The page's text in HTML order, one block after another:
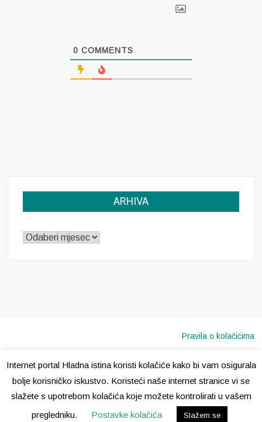
0 COMMENTS
ARHIVA
ARHIVA
Pravila o kolačićima
Internet portal Hladna istina koristi kolačiće kako bi vam osigurala
bolje korisničko iskustvo. Koristeći naše internet stranice vi se
slažete s upotrebom kolačića koje možete kontrolirati u vašem
pregledniku.
Postavke kolačića Slažem se
Copyright © 2020 · Sva prava pridržana · Hladna Istina